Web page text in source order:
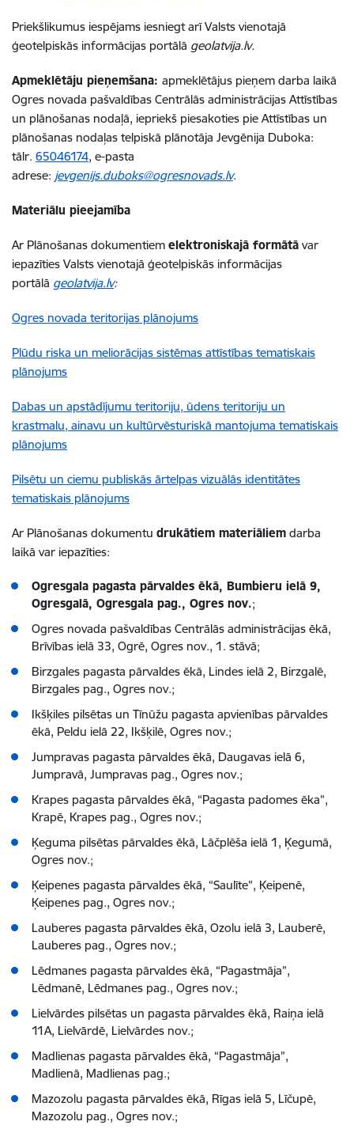
Priekšlikumus iespējams iesniegt arī Valsts vienotajā
ģeotelpiskās informācijas portālā geolatvija.lv.
Apmeklētāju pieņemšana: apmeklētājus pieņem darba laikā
Ogres novada pašvaldības Centrālās administrācijas Attīstības
un plānošanas nodaļā, iepriekš piesakoties pie Attīstības un
plānošanas nodaļas telpiskā plānotāja Jevgēnija Duboka:
tālr. 65046174, e-pasta
adrese: jevgenijs.duboks@ogresnovads.lv.
Materiālu pieejamība
Ar Plānošanas dokumentiem elektroniskajā formātā var
iepazīties Valsts vienotajā ģeotelpiskās informācijas
portālā geolatvija.lv:
Ogres novada teritorijas plānojums
Plūdu riska un meliorācijas sistēmas attīstības tematiskais
plānojums
Dabas un apstādījumu teritoriju, ūdens teritoriju un
krastmalu, ainavu un kultūrvēsturiskā mantojuma tematiskais
plānojums
Pilsētu un ciemu publiskās ārtelpas vizuālās identitātes
tematiskais plānojums
Ar Plānošanas dokumentu drukātiem materiāliem darba
laikā var iepazīties:
Ogresgala pagasta pārvaldes ēkā, Bumbieru ielā 9,
Ogresgalā, Ogresgala pag., Ogres nov.;
Ogres novada pašvaldības Centrālās administrācijas ēkā,
Brīvības ielā 33, Ogrē, Ogres nov., 1. stāvā;
Birzgales pagasta pārvaldes ēkā, Lindes ielā 2, Birzgalē,
Birzgales pag., Ogres nov.;
Ikšķiles pilsētas un Tīnūžu pagasta apvienības pārvaldes
ēkā, Peldu ielā 22, Ikšķilē, Ogres nov.;
Jumpravas pagasta pārvaldes ēkā, Daugavas ielā 6,
Jumpravā, Jumpravas pag., Ogres nov.;
Krapes pagasta pārvaldes ēkā, “Pagasta padomes ēka”,
Krapē, Krapes pag., Ogres nov.;
Ķeguma pilsētas pārvaldes ēkā, Lāčplēša ielā 1, Ķegumā,
Ogres nov.;
Ķeipenes pagasta pārvaldes ēkā, “Saulīte”, Ķeipenē,
Ķeipenes pag., Ogres nov.;
Lauberes pagasta pārvaldes ēkā, Ozolu ielā 3, Lauberē,
Lauberes pag., Ogres nov.;
Lēdmanes pagasta pārvaldes ēkā, “Pagastmāja”,
Lēdmanē, Lēdmanes pag., Ogres nov.;
Lielvārdes pilsētas un pagasta pārvaldes ēkā, Raiņa ielā
11A, Lielvārdē, Lielvārdes nov.;
Madlienas pagasta pārvaldes ēkā, “Pagastmāja”,
Madlienā, Madlienas pag.;
Mazozolu pagasta pārvaldes ēkā, Rīgas ielā 5, Līčupē,
Mazozolu pag., Ogres nov.;